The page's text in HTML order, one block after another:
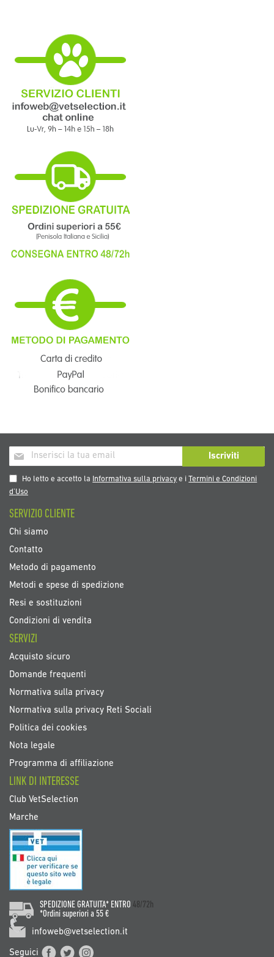
Iscriviti
alla
nostra
Newsletter:
Iscriviti
Ho letto e accetto la Informativa sulla privacy e iTermini e Condizioni
d’Uso
SERVIZIO CLIENTE
Chi siamo
Contatto
Metodo di pagamento
Metodi e spese di spedizione
Resi e sostituzioni
Condizioni di vendita
SERVIZI
Acquisto sicuro
Domande frequenti
Normativa sulla privacy
Normativa sulla privacy Reti Sociali
Politica dei cookies
Nota legale
Programma di affiliazione
LINK DI INTERESSE
Club VetSelection
Marche
SPEDIZIONE GRATUITA* ENTRO 48/72h
*Ordini superiori a 55 €
infoweb@vetselection.it
Seguici